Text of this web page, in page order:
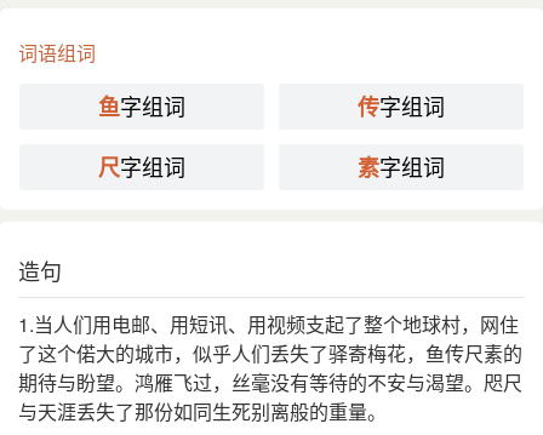
词语组词
鱼字组词 传字组词
尺字组词 素字组词
造句
1.当人们用电邮、用短讯、用视频支起了整个地球村，网住
了这个偌大的城市，似乎人们丢失了驿寄梅花，鱼传尺素的
期待与盼望。鸿雁飞过，丝毫没有等待的不安与渴望。咫尺
与天涯丢失了那份如同生死别离般的重量。